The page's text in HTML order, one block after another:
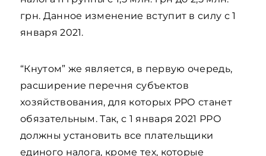
грн. Данное изменение вступит в силу с 1
января 2021.
“Кнутом” же является, в первую очередь,
расширение перечня субъектов
хозяйствования, для которых РРО станет
обязательным. Так, с 1 января 2021 РРО
должны установить все плательщики
единого налога, кроме тех, которые